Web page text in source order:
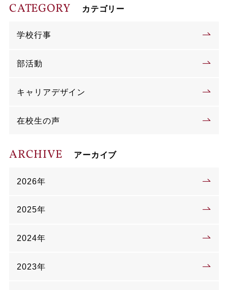
CATEGORY カテゴリー
学校行事
部活動
キャリアデザイン
在校生の声
ARCHIVE アーカイブ
2026年
2025年
2024年
2023年